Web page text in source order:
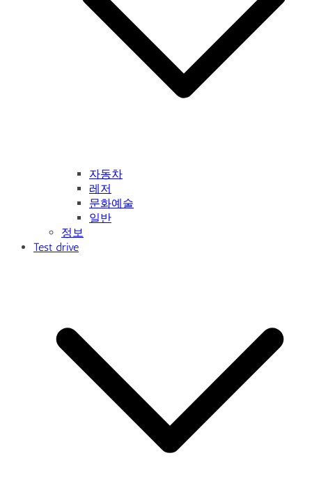
자동차
레저
문화예술
일반
정보
Test drive